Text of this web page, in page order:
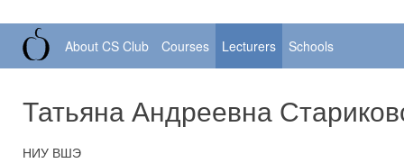
About CS Club Courses Lecturers Schools
Татьяна Андреевна
НИУ ВШЭ